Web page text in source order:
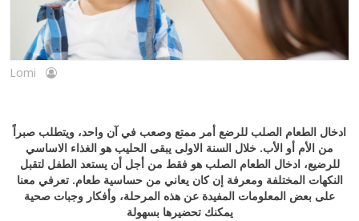
Lomi
ادخال الطعام الصلب للرضع أمر ممتع وصعب في آن واحد، ويتطلب صبراً
من الأم أو الأب. خلال السنة الاولى يبقى الحليب هو الغذاء الاساسي
للرضيع، ادخال الطعام الصلب هو فقط من أجل أن يستعد الطفل لتقبل
النكهات المختلفة ومعرفة إن كان يعاني من حساسية طعام. تعرفي معنا
على بعض المعلومات المفيدة عن هذه المرحلة، وأفكار وجبات صحية
يمكنك تحضيرها بسهولة